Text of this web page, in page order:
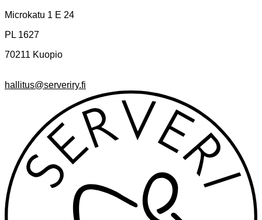
Microkatu 1 E 24
PL 1627
70211 Kuopio
hallitus@serveriry.fi